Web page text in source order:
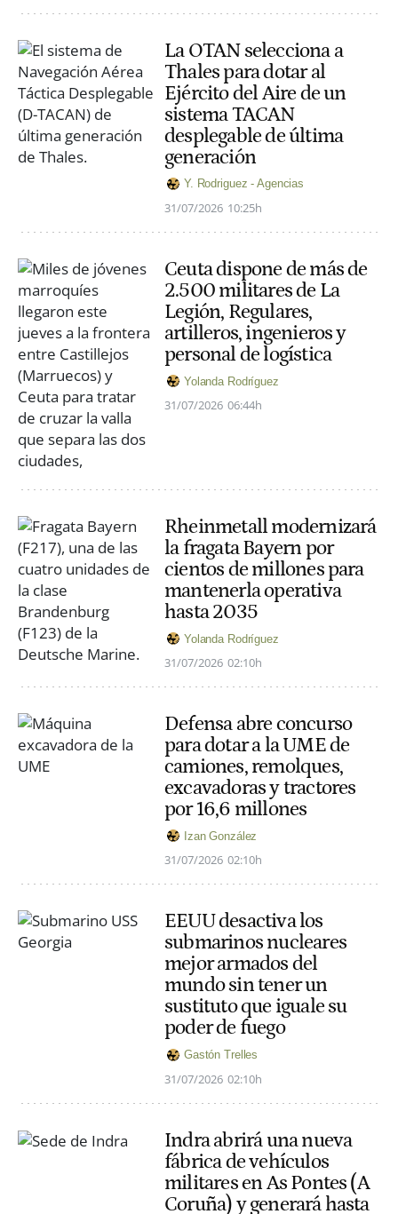
La OTAN selecciona a
Thales para dotar al
Ejército del Aire de un
sistema TACAN
desplegable de última
generación
Y. Rodriguez - Agencias
31/07/2026 10:25h
Ceuta dispone de más de
2.500 militares de La
Legión, Regulares,
artilleros, ingenieros y
personal de logística
Yolanda Rodríguez
31/07/2026 06:44h
Rheinmetall modernizará
la fragata Bayern por
cientos de millones para
mantenerla operativa
hasta 2035
Yolanda Rodríguez
31/07/2026 02:10h
Defensa abre concurso
para dotar a la UME de
camiones, remolques,
excavadoras y tractores
por 16,6 millones
Izan González
31/07/2026 02:10h
EEUU desactiva los
submarinos nucleares
mejor armados del
mundo sin tener un
sustituto que iguale su
poder de fuego
Gastón Trelles
31/07/2026 02:10h
Indra abrirá una nueva
fábrica de vehículos
militares en As Pontes (A
Coruña) y generará hasta